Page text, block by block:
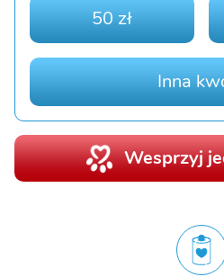
50 zł
Inna
Wesprzyj